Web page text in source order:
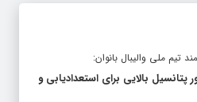
تیم ملی والیبال بانوان:
بالایی برای استعدادیابی و